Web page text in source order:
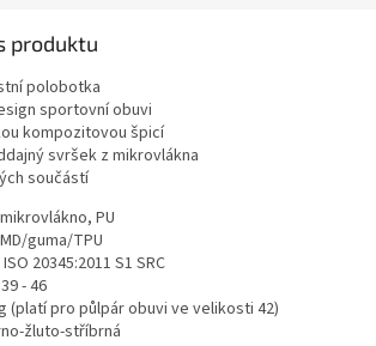
produktu
polobotka
sportovní obuvi
kompozitovou špicí
svršek z mikrovlákna
součástí
mikrovlákno, PU
MD/guma/TPU
ISO 20345:2011 S1 SRC
39 - 46
(platí pro půlpár obuvi ve velikosti 42)
žluto-stříbrná